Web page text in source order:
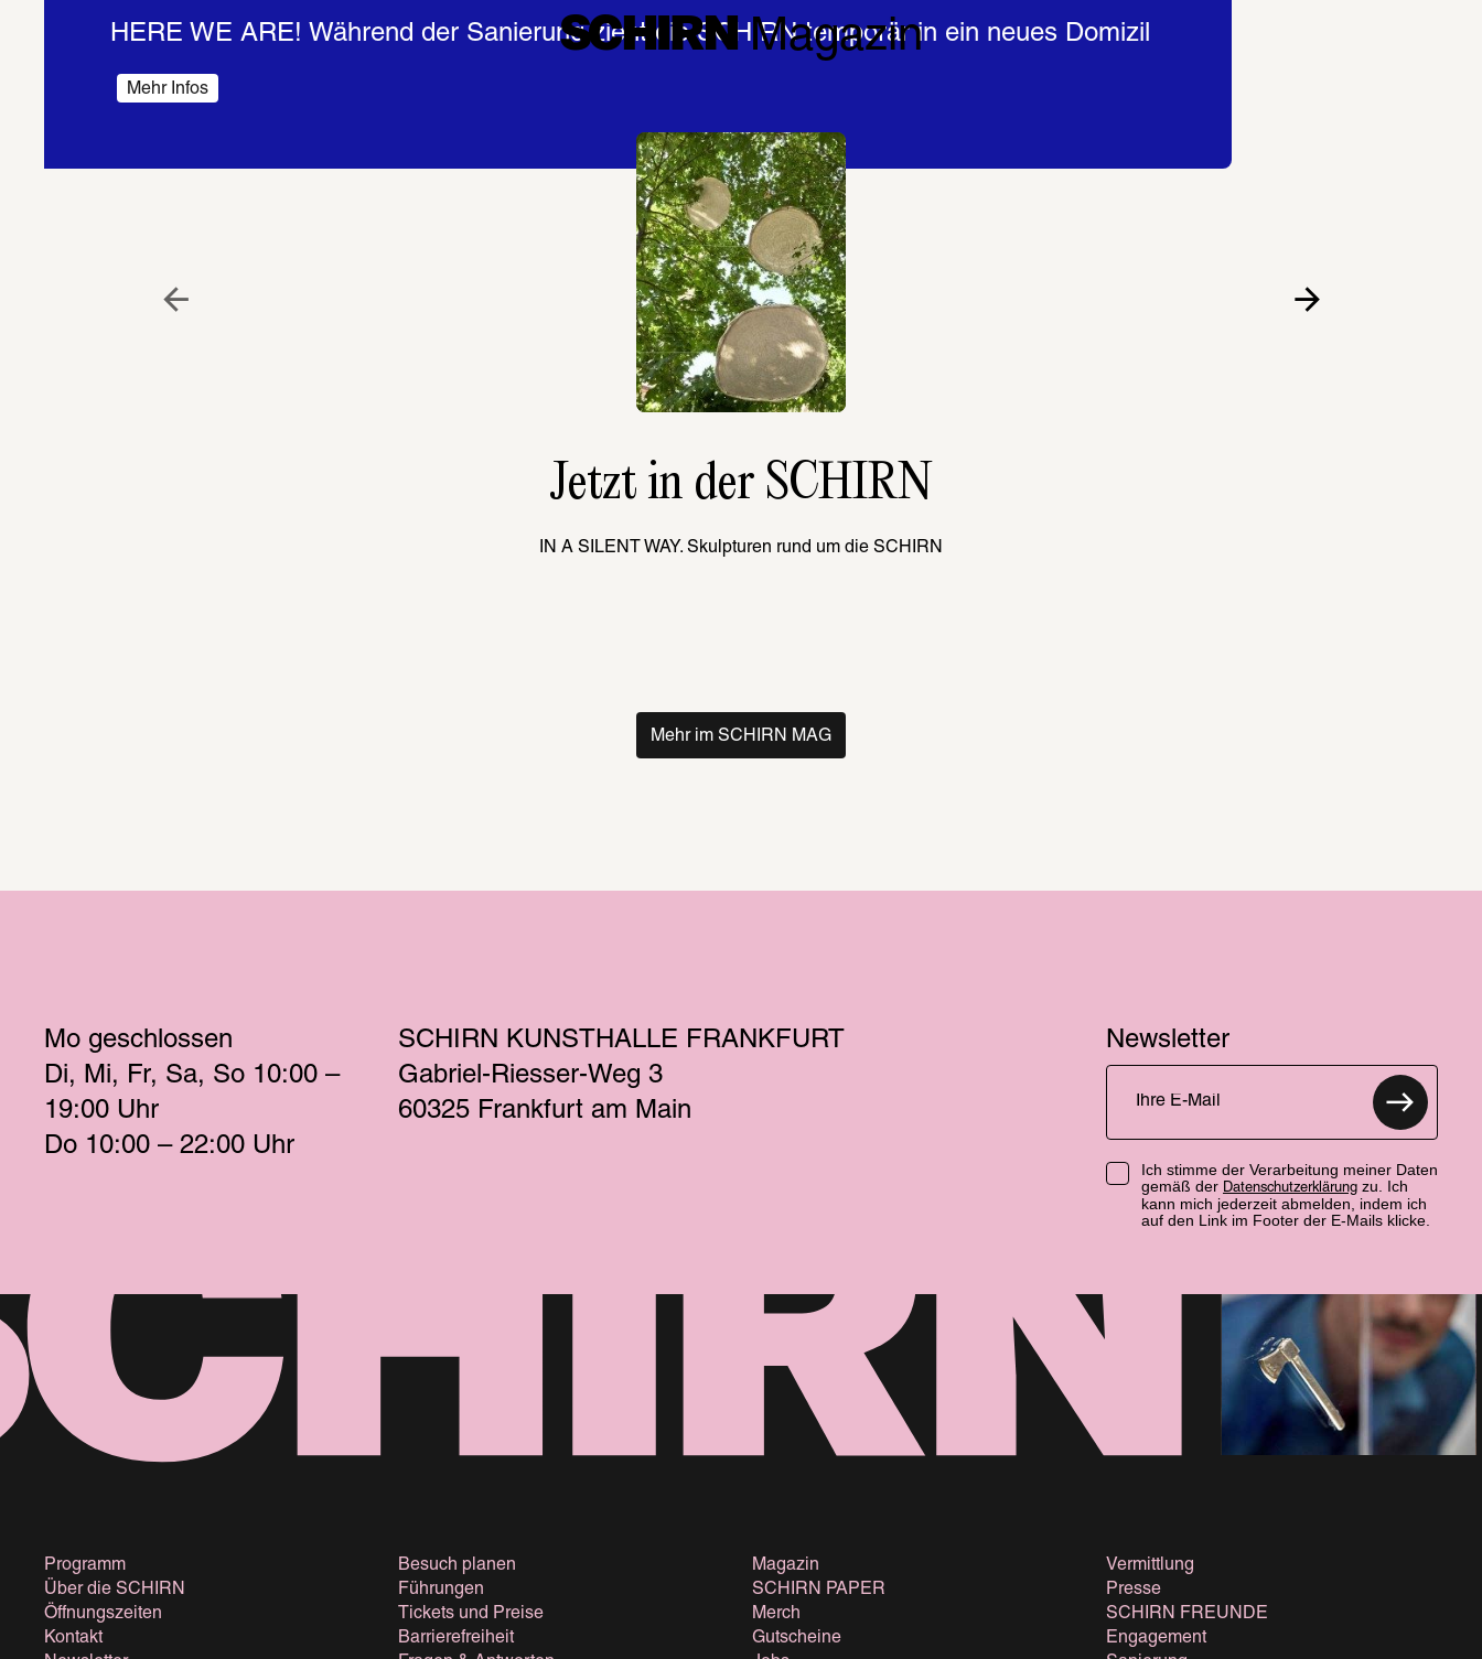
HERE WE ARE! Während der Sanierung zieht die SCHIRN temporär in ein neues Domizil
Mehr Infos
SCHIRN Magazin
Jetzt in der SCHIRN
IN A SILENT WAY. Skulpturen rund um die SCHIRN
Mehr im SCHIRN MAG
Mo geschlossen
Di
Mi Fr Sa So 10:00 –
19:00 Uhr
Do 10:00 – 22:00 Uhr
SCHIRN KUNSTHALLE FRANKFURT
Gabriel-Riesser-Weg 3
60325 Frankfurt am Main
Newsletter
Ich stimme der Verarbeitung meiner Daten
gemäß der Datenschutzerklärung zu. Ich
kann mich jederzeit abmelden, indem ich
auf den Link im Footer der E-Mails klicke.
Programm
Über die SCHIRN
Öffnungszeiten
Kontakt
Besuch planen
Führungen
Tickets und Preise
Barrierefreiheit
Magazin
SCHIRN PAPER
Merch
Gutscheine
Vermittlung
Presse
SCHIRN FREUNDE
Engagement